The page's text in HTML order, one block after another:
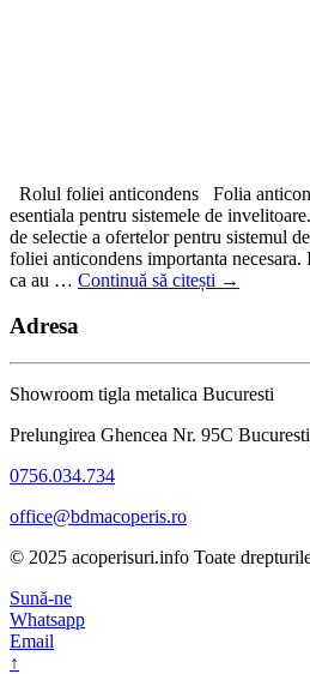
Rolul foliei anticondens Folia
esentiala pentru sistemele de
de selectie a ofertelor pentru sistemul
foliei anticondens importanta necesara.
ca au … Continuă să citești →
Adresa
Showroom tigla metalica Bucuresti
Prelungirea Ghencea Nr. 95C
0756.034.734
office@bdmacoperis.ro
© 2025 acoperisuri.info Toate
Sună-ne
Whatsapp
Email
↑